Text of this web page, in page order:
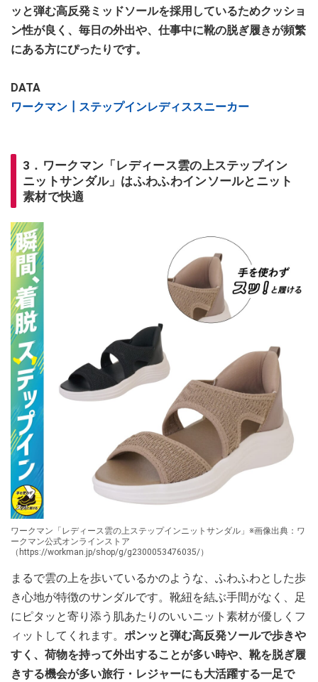
ッと弾む高反発ミッドソールを採用しているためクッショ
ン性が良く、毎日の外出や、仕事中に靴の脱ぎ履きが頻繁
にある方にぴったりです。
DATA
ワークマン┃ステップインレディススニーカー
3．ワークマン「レディース雲の上ステップイン
ニットサンダル」はふわふわインソールとニット
素材で快適
ワークマン「レディース雲の上ステップインニットサンダル」※画像出典：ワ
ークマン公式オンラインストア
（https://workman.jp/shop/g/g2300053476035/）
まるで雲の上を歩いているかのような、ふわふわとした歩
き心地が特徴のサンダルです。靴紐を結ぶ手間がなく、足
にピタッと寄り添う肌あたりのいいニット素材が優しくフ
ィットしてくれます。 ポンッと弾む高反発ソールで歩きや
すく、荷物を持って外出することが多い時や、靴を脱ぎ履
きする機会が多い旅行・レジャーにも大活躍する一足で